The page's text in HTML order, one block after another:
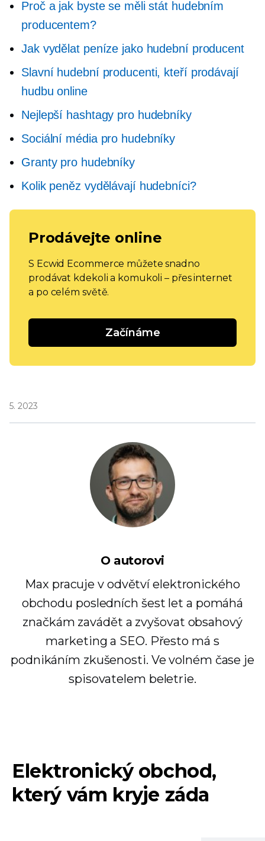
Proč a jak byste se měli stát hudebním
producentem?
Jak vydělat peníze jako hudební producent
Slavní hudební producenti, kteří prodávají
hudbu online
Nejlepší hashtagy pro hudebníky
Sociální média pro hudebníky
Granty pro hudebníky
Kolik peněz vydělávají hudebníci?
Prodávejte online
S Ecwid Ecommerce můžete snadno
prodávat kdekoli a komukoli – přes internet
a po celém světě.
Začínáme
5. 2023
O autorovi
Max pracuje v odvětví elektronického
obchodu posledních šest let a pomáhá
značkám zavádět a zvyšovat obsahový
marketing a SEO. Přesto má s
podnikáním zkušenosti. Ve volném čase je
spisovatelem beletrie.
Elektronický obchod,
který vám kryje záda